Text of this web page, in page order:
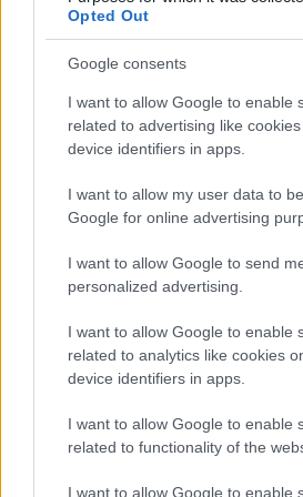
Opted Out
Google consents
I want to allow Google to enable
related to advertising like
device identifiers in apps.
I want to allow my user data to
Google for online advertising
I want to allow Google to send
personalized advertising.
I want to allow Google to enable
related to analytics like cookies
device identifiers in apps.
I want to allow Google to enable
related to functionality of the
I want to allow Google to enable
Még több okot
Horizon 5 fejlesztői
ne engedjük el a
|2022 március 28. 10:31
Jelentős frissítést kap a
napokban, érdemes
80.50%
Egyelőre nincs még egy